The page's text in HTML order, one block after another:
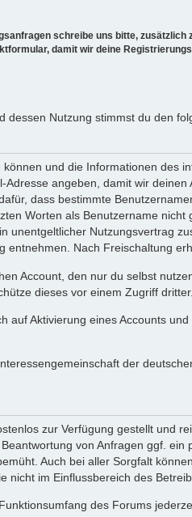
schreibe uns bitte,
damit wir deine
dessen Nutzung stimmst du den
und die Informationen des
angeben, damit wir
dass bestimmte
Worten als Benutzername
unentgeltlicher Nutzungsvertrag
entnehmen. Nach Freischaltung
Account, den nur du selbst
dieses vor einem Zugriff dritter.
auf Aktivierung eines Accounts
der
zur Verfügung gestellt und
von Anfragen ggf.
Auch bei aller Sorgfalt
nicht im Einflussbereich des
des Forums